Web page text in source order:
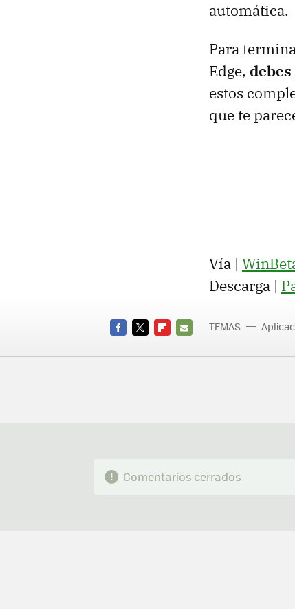
automática.
Para
Edge,
estos
que te
Vía |
Descarga |
MAIL
TEMAS
Comentarios cerrados